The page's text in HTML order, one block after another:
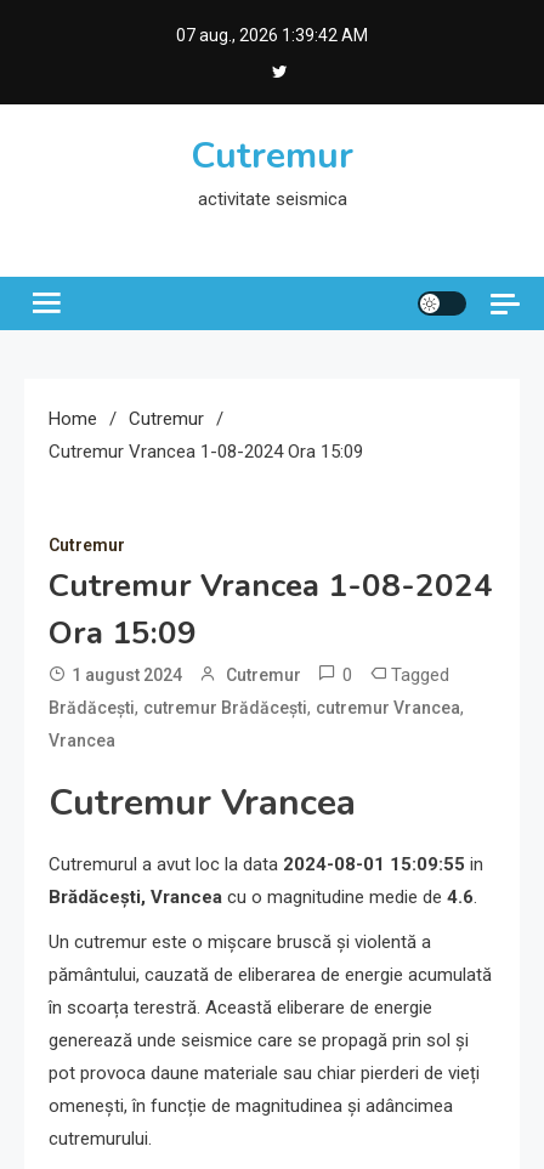
07 aug., 2026 1:39:43 AM
Cutremur
activitate seismica
Home
Cutremur
Cutremur Vrancea 1-08-2024 Ora 15:09
Cutremur
Cutremur Vrancea 1-08-2024
Ora 15:09
1 august 2024 Cutremur 0 Tagged
Brădăcești, cutremur Brădăcești, cutremur Vrancea,
Vrancea
Cutremur Vrancea
Cutremurul a avut loc la data 2024-08-01 15:09:55 in
Brădăcești, Vrancea cu o magnitudine medie de 4.6.
Un cutremur este o mișcare bruscă și violentă a
pământului, cauzată de eliberarea de energie acumulată
în scoarța terestră. Această eliberare de energie
generează unde seismice care se propagă prin sol și
pot provoca daune materiale sau chiar pierderi de vieți
omenești, în funcție de magnitudinea și adâncimea
cutremurului.